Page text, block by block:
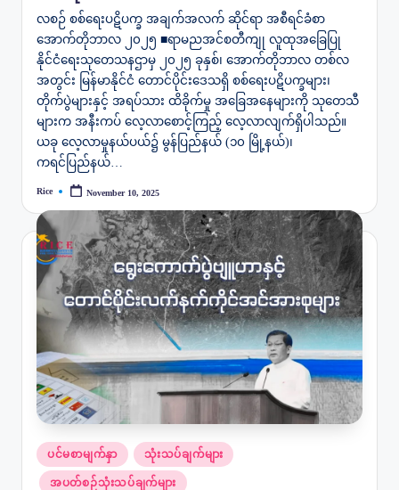
လစဉ် စစ်ရေးပဋိပက္ခ အချက်အလက် ဆိုင်ရာ အစီရင်ခံစာ
အောက်တိုဘာလ ၂၀၂၅ ■ရာမညအင်စတီကျု လူထုအခြေပြု
နိုင်ငံရေးသုတေသနဌာမှ ၂၀၂၅ ခုနှစ်၊ အောက်တိုဘာလ တစ်လ
အတွင်း မြန်မာနိုင်ငံ တောင်ပိုင်းဒေသရှိ စစ်ရေးပဋိပက္ခများ၊
တိုက်ပွဲများနှင့် အရပ်သား ထိခိုက်မှု အခြေအနေများကို သုတေသီ
များက အနီးကပ် လေ့လာစောင့်ကြည့် လေ့လာလျက်ရှိပါသည်။
ယခု လေ့လာမှုနယ်ပယ်၌ မွန်ပြည်နယ် (၁၀ မြို့နယ်)၊
ကရင်ပြည်နယ်…
Posted
Rice November 10, 2025
Posted
in
ပင်မစာမျက်နှာ သုံးသပ်ချက်များ
အပတ်စဉ်သုံးသပ်ချက်များ